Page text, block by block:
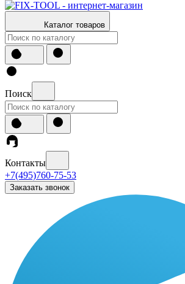
Каталог товаров
Поиск
Контакты
+7(495)760-75-53
Заказать звонок